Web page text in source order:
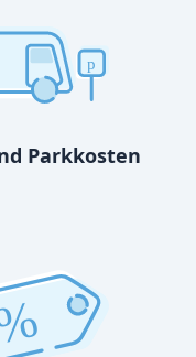
p
Parkkosten